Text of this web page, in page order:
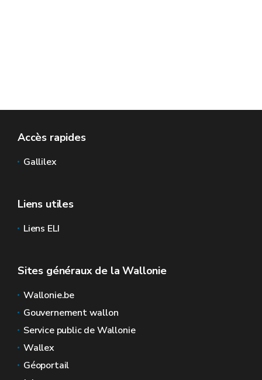
Accès rapides
Gallilex
Liens utiles
Liens ELI
Sites généraux de la Wallonie
Wallonie.be
Gouvernement wallon
Service public de Wallonie
Wallex
Géoportail